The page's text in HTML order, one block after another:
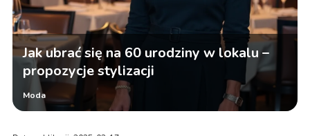
Jak ubrać się na 60 urodziny w lokalu –
propozycje stylizacji
Moda